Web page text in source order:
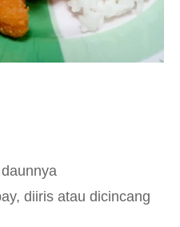
diiris atau dicincang